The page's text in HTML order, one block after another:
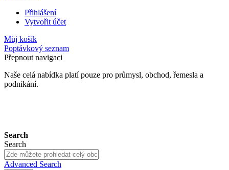
Přihlášení
Vytvořit účet
Můj košík
Poptávkový seznam
Přepnout navigaci
Naše celá nabídka platí pouze pro průmysl, obchod, řemesla a
podnikání.
Search
Search
Advanced Search